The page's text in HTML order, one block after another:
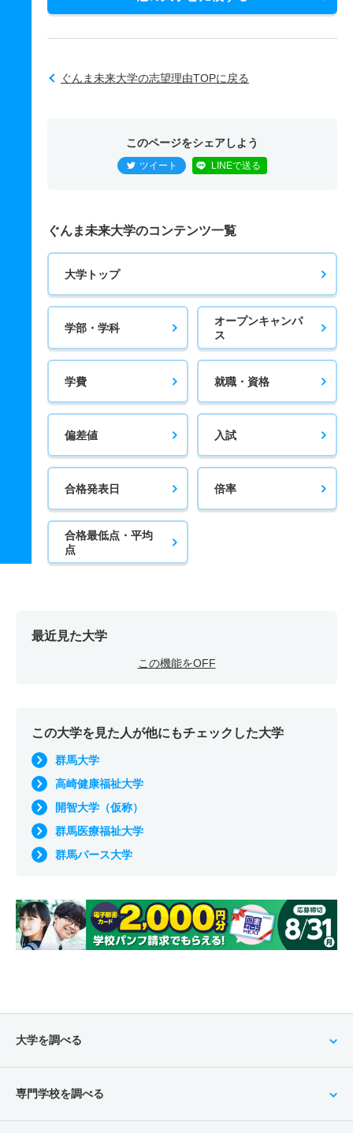
ぐんま未来大学の志望理由TOPに戻る
このページをシェアしよう
ツイート LINEで送る
ぐんま未来大学のコンテンツ一覧
大学トップ
学部・学科
オープンキャンパ
ス
学費 就職・資格
偏差値 入試
合格発表日 倍率
合格最低点・平均
点
最近見た大学
この機能をOFF
この大学を見た人が他にもチェックした大学
群馬大学
高崎健康福祉大学
開智大学（仮称）
群馬医療福祉大学
群馬パース大学
大学を調べる
専門学校を調べる